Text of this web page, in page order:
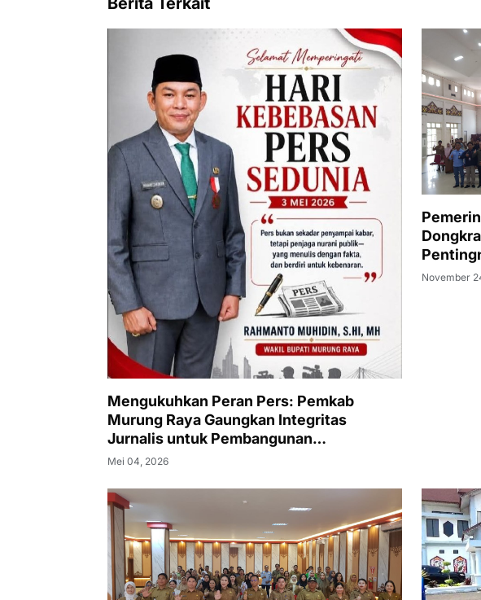
Mengukuhkan Peran Pers: Pemkab
Murung Raya Gaungkan Integritas
Jurnalis untuk Pembangunan
Berkelanjutan
Mei 04, 2026
Tingkat
November